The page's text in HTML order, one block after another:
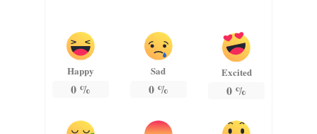
Happy
0%
Sad
0%
Excited
0 %